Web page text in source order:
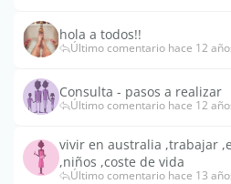
hola a todos!!
Último comentario hace 12
Consulta - pasos a realizar
Último comentario hace 12
vivir en australia ,trabajar
,niños ,coste de vida
Último comentario hace 13